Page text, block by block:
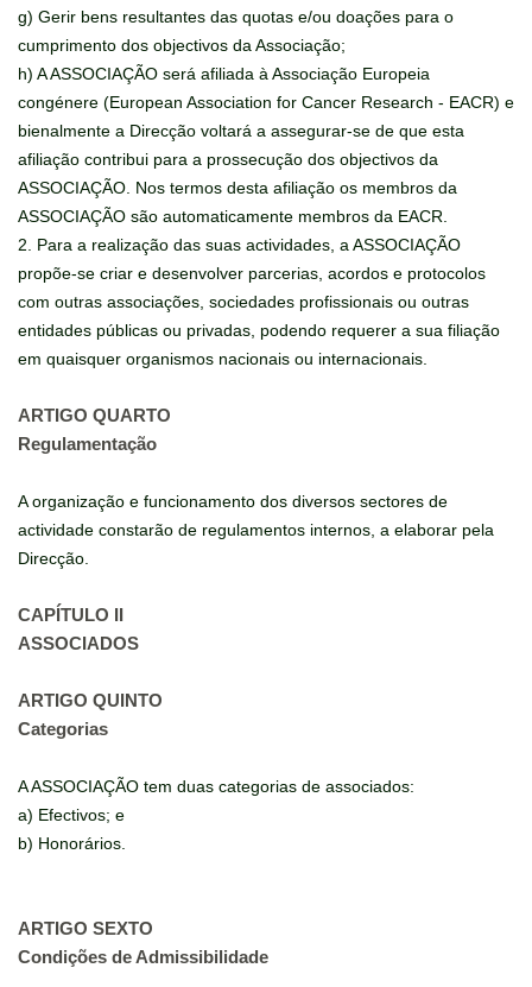
g) Gerir bens resultantes das quotas e/ou doações para o
cumprimento dos objectivos da Associação;
h) A ASSOCIAÇÃO será afiliada à Associação Europeia
congénere (European Association for Cancer Research - EACR) e
bienalmente a Direcção voltará a assegurar-se de que esta
afiliação contribui para a prossecução dos objectivos da
ASSOCIAÇÃO. Nos termos desta afiliação os membros da
ASSOCIAÇÃO são automaticamente membros da EACR.
2. Para a realização das suas actividades, a ASSOCIAÇÃO
propõe-se criar e desenvolver parcerias, acordos e protocolos
com outras associações, sociedades profissionais ou outras
entidades públicas ou privadas, podendo requerer a sua filiação
em quaisquer organismos nacionais ou internacionais.
ARTIGO QUARTO
Regulamentação
A organização e funcionamento dos diversos sectores de
actividade constarão de regulamentos internos, a elaborar pela
Direcção.
CAPÍTULO II
ASSOCIADOS
ARTIGO QUINTO
Categorias
A ASSOCIAÇÃO tem duas categorias de associados:
a) Efectivos; e
b) Honorários.
ARTIGO SEXTO
Condições de Admissibilidade